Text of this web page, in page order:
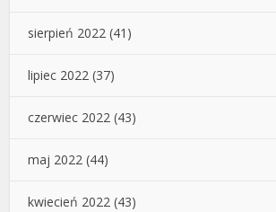
sierpień 2022 (41)
lipiec 2022 (37)
czerwiec 2022 (43)
maj 2022 (44)
kwiecień 2022 (43)